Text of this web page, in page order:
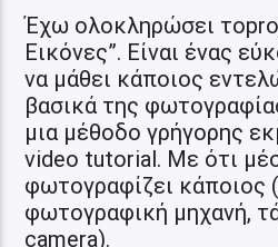
Έχω ολοκληρώσει
Εικόνες”. Είναι ένας
να μάθει κάποιος
βασικά της
μια μέθοδο γρήγορης
video tutorial. Με ότι
φωτογραφίζει κάποιος
φωτογραφική μηχανή,
camera).